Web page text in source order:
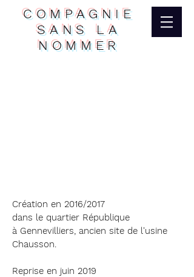
COMPAGNIE
SANS LA
NOMMER
Création en 2016/2017
dans le quartier République
à Gennevilliers, ancien site de l'usine
Chausson.
Reprise en juin 2019